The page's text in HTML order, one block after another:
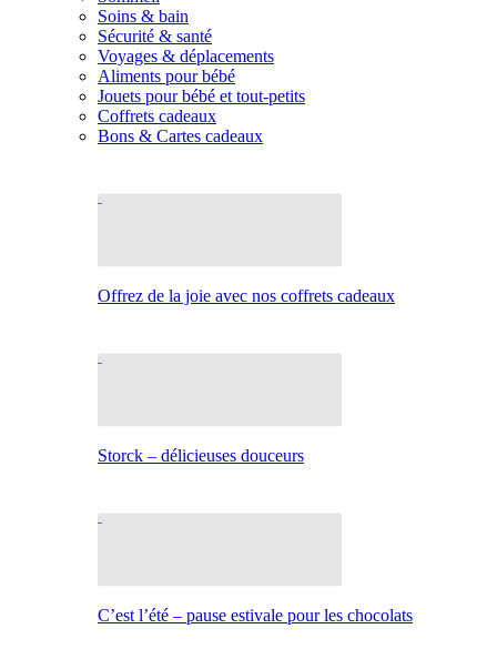
Soins & bain
Sécurité & santé
Voyages & déplacements
Aliments pour bébé
Jouets pour bébé et tout-petits
Coffrets cadeaux
Bons & Cartes cadeaux
Offrez de la joie avec nos coffrets cadeaux
Storck – délicieuses douceurs
C’est l’été – pause estivale pour les chocolats